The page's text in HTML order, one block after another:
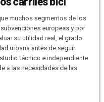
muchos segmentos de los
europeas y por
su utilidad real, el grado
urbana antes de seguir
técnico e independiente
a las necesidades de las